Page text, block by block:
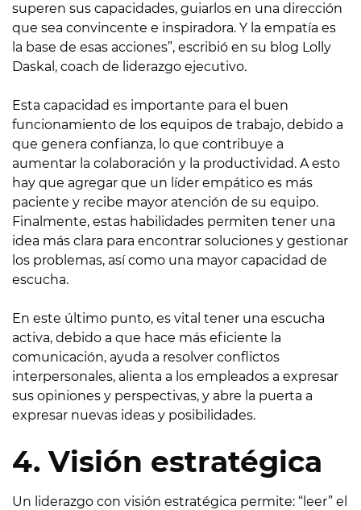
superen sus capacidades, guiarlos en una dirección
que sea convincente e inspiradora. Y la empatía es
la base de esas acciones”, escribió en su blog Lolly
Daskal, coach de liderazgo ejecutivo.
Esta capacidad es importante para el buen
funcionamiento de los equipos de trabajo, debido a
que genera confianza, lo que contribuye a
aumentar la colaboración y la productividad. A esto
hay que agregar que un líder empático es más
paciente y recibe mayor atención de su equipo.
Finalmente, estas habilidades permiten tener una
idea más clara para encontrar soluciones y gestionar
los problemas, así como una mayor capacidad de
escucha.
En este último punto, es vital tener una escucha
activa, debido a que hace más eficiente la
comunicación, ayuda a resolver conflictos
interpersonales, alienta a los empleados a expresar
sus opiniones y perspectivas, y abre la puerta a
expresar nuevas ideas y posibilidades.
4. Visión estratégica
Un liderazgo con visión estratégica permite: “leer” el